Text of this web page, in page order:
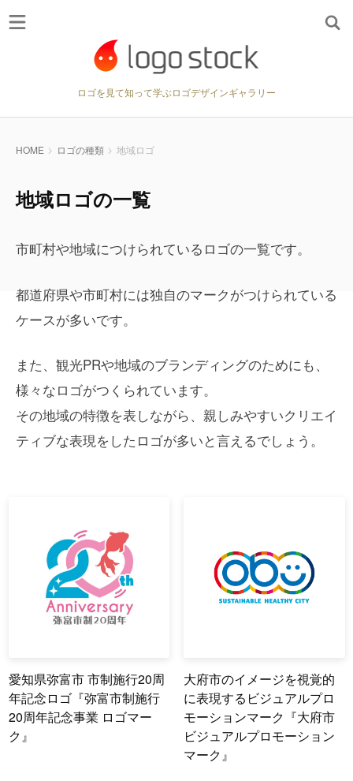
ロゴを見て知って学ぶロゴデザインギャラリー
HOME ロゴの種類 地域ロゴ
地域ロゴの一覧
市町村や地域につけられているロゴの一覧です。
都道府県や市町村には独自のマークがつけられている
ケースが多いです。
また、観光PRや地域のブランディングのためにも、
様々なロゴがつくられています。
その地域の特徴を表しながら、親しみやすいクリエイ
ティブな表現をしたロゴが多いと言えるでしょう。
愛知県弥富市 市制施行20周
年記念ロゴ『弥富市制施行
20周年記念事業 ロゴマー
ク』
大府市のイメージを視覚的
に表現するビジュアルプロ
モーションマーク『大府市
ビジュアルプロモーション
マーク』